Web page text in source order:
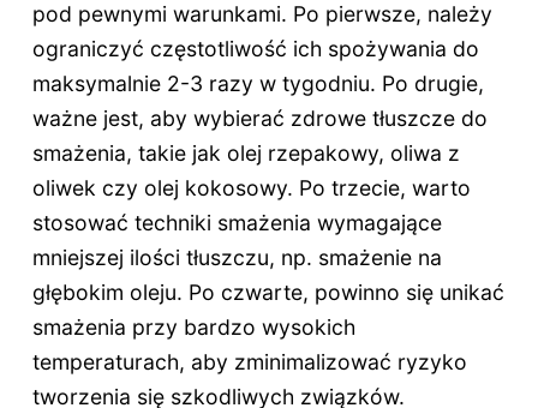
pod pewnymi warunkami. Po pierwsze, należy
ograniczyć częstotliwość ich spożywania do
maksymalnie 2-3 razy w tygodniu. Po drugie,
ważne jest, aby wybierać zdrowe tłuszcze do
smażenia, takie jak olej rzepakowy, oliwa z
oliwek czy olej kokosowy. Po trzecie, warto
stosować techniki smażenia wymagające
mniejszej ilości tłuszczu, np. smażenie na
głębokim oleju. Po czwarte, powinno się unikać
smażenia przy bardzo wysokich
temperaturach, aby zminimalizować ryzyko
tworzenia się szkodliwych związków.